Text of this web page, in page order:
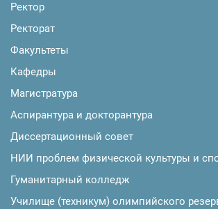
Ректор
Ректорат
Факультеты
Кафедры
Магистратура
Аспирантура и докторантура
Диссертационный совет
НИИ проблем физической культуры и
Гуманитарный колледж
Училище (техникум) олимпийского